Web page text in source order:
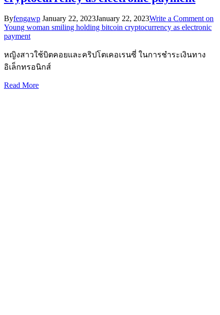
Byfengawp January 22, 2023January 22, 2023Write a Commenton
Young woman smiling holding bitcoin cryptocurrency as electronic
payment
หญิงสาวใช้บิตคอยและคริปโตเคอเรนซี่ ในการชำระเงินทาง
อิเล็กทรอนิกส์
Read More